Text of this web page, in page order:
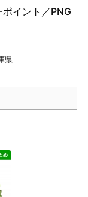
イント／PNG
県